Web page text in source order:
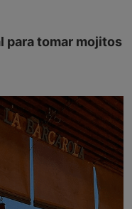
para tomar mojitos